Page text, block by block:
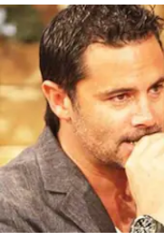
View this post on